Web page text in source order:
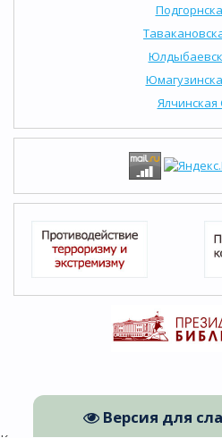
Версия для